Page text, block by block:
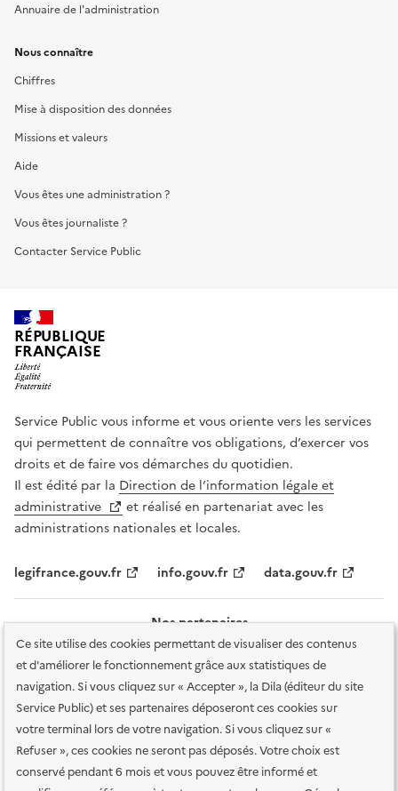
Ce site utilise des cookies permettant de visualiser des contenus
et d'améliorer le fonctionnement grâce aux statistiques de
navigation. Si vous cliquez sur « Accepter », la Dila (éditeur du site
Service Public) et ses partenaires déposeront ces cookies sur
votre terminal lors de votre navigation. Si vous cliquez sur «
Refuser », ces cookies ne seront pas déposés. Votre choix est
conservé pendant 6 mois et vous pouvez être informé et
Annuaire de l'administration
Nous connaître
Chiffres
Mise à disposition des données
Missions et valeurs
Aide
Vous êtes une administration ?
Vous êtes journaliste ?
Contacter Service Public
RÉPUBLIQUE
FRANÇAISE
Service Public vous informe et vous oriente vers les services
qui permettent de connaître vos obligations, d’exercer vos
droits et de faire vos démarches du quotidien.
Il est édité par la Direction de l’information légale et
administrative
et réalisé en partenariat avec les
administrations nationales et locales.
legifrance.gouv.fr info.gouv.fr data.gouv.fr
Nos partenaires
Plan du site Accessibilité : totalement conforme
Accessibilité des
services en ligne Mentions légales Données personnelles et sécurité